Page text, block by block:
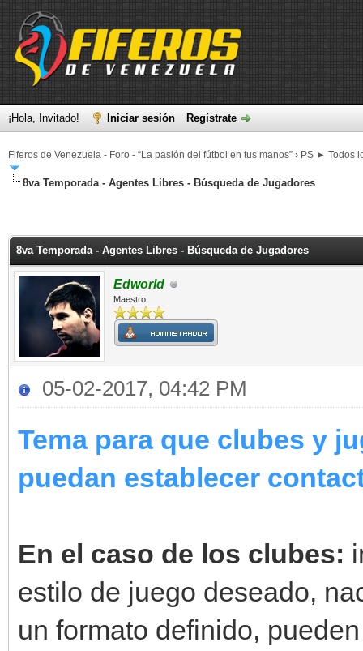
¡Hola, Invitado! Iniciar sesión Regístrate
Fiferos de Venezuela - Foro - “La pasión del fútbol en tus manos” › PS ► Todos
8va Temporada - Agentes Libres - Búsqueda de Jugadores
8va Temporada - Agentes Libres - Búsqueda de Jugadores
Edworld
Maestro
05-02-2017, 04:42 PM
Tema para que clubes y
puedan establecer
En el caso de los clubes:
estilo de juego deseado,
un formato definido,